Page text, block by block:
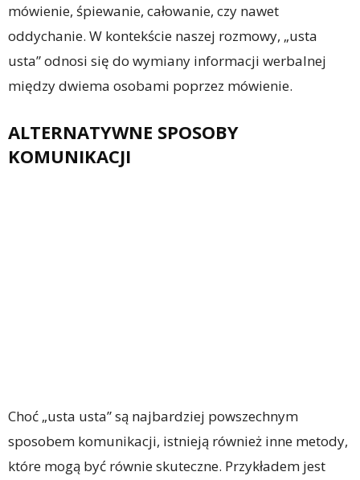
mówienie, śpiewanie, całowanie, czy nawet
oddychanie. W kontekście naszej rozmowy, „usta
usta” odnosi się do wymiany informacji werbalnej
między dwiema osobami poprzez mówienie.
ALTERNATYWNE SPOSOBY
KOMUNIKACJI
Choć „usta usta” są najbardziej powszechnym
sposobem komunikacji, istnieją również inne metody,
które mogą być równie skuteczne. Przykładem jest